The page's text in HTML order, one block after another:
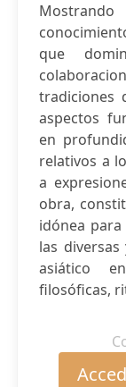
que
tradiciones
aspectos
en
relativos a
a
obra,
idónea
las
asiático
filosóficas,